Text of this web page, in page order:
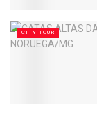
CITY TOUR